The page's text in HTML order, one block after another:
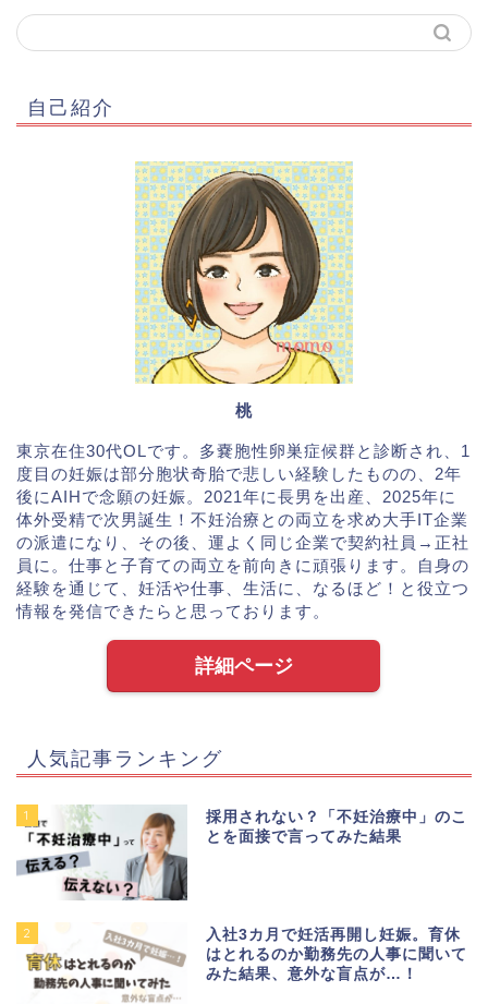
自己紹介
桃
東京在住30代OLです。多嚢胞性卵巣症候群と診断され、1
度目の妊娠は部分胞状奇胎で悲しい経験したものの、2年
後にAIHで念願の妊娠。2021年に長男を出産、2025年に
体外受精で次男誕生！不妊治療との両立を求め大手IT企業
の派遣になり、その後、運よく同じ企業で契約社員→正社
員に。仕事と子育ての両立を前向きに頑張ります。自身の
経験を通じて、妊活や仕事、生活に、なるほど！と役立つ
情報を発信できたらと思っております。
詳細ページ
人気記事ランキング
1
採用されない？「不妊治療中」のこ
とを面接で言ってみた結果
2
入社3カ月で妊活再開し妊娠。育休
はとれるのか勤務先の人事に聞いて
みた結果、意外な盲点が…！